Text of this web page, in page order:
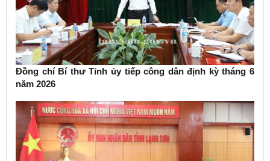
Đồng chí Bí thư Tỉnh ủy tiếp công dân định kỳ tháng 6
năm 2026